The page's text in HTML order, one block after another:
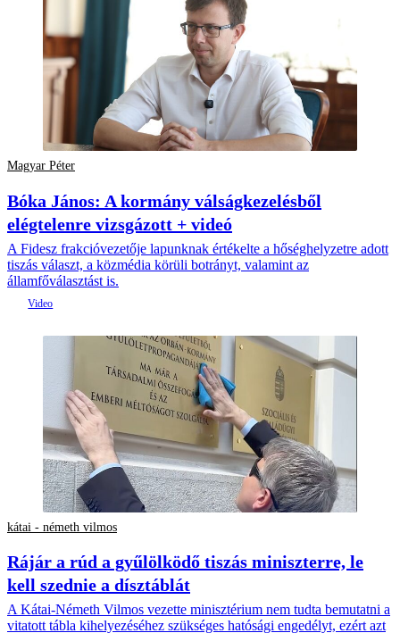
Magyar Péter
Bóka János: A kormány válságkezelésből
elégtelenre vizsgázott + videó
A Fidesz frakcióvezetője lapunknak értékelte a hőséghelyzetre adott
tiszás választ, a közmédia körüli botrányt, valamint az
államfőválasztást is.
kátai - németh vilmos
Rájár a rúd a gyűlölködő tiszás miniszterre, le
kell szednie a dísztáblát
A Kátai-Németh Vilmos vezette minisztérium nem tudta bemutatni a
vitatott tábla kihelyezéséhez szükséges hatósági engedélyt, ezért azt